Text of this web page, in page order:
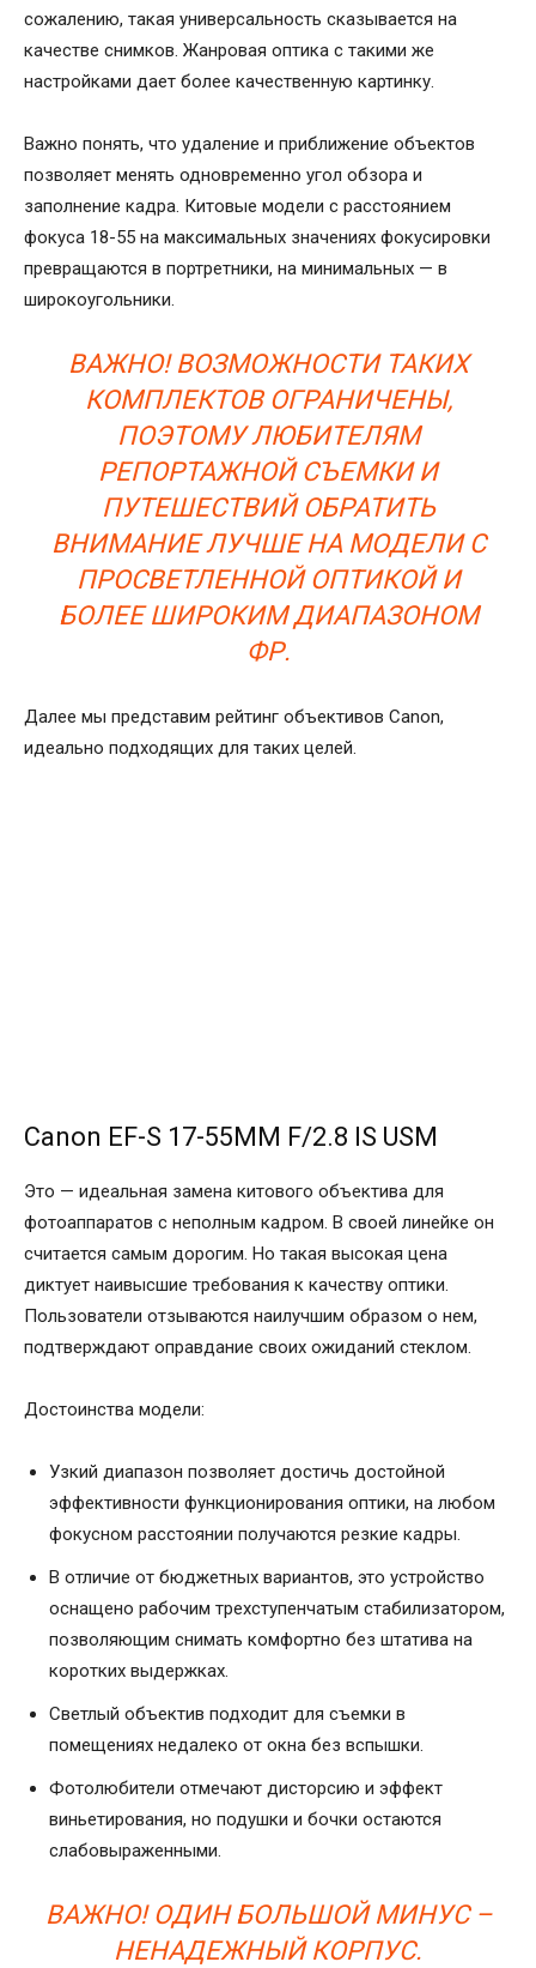
сожалению, такая универсальность сказывается на
качестве снимков. Жанровая оптика с такими же
настройками дает более качественную картинку.
Важно понять, что удаление и приближение объектов
позволяет менять одновременно угол обзора и
заполнение кадра. Китовые модели с расстоянием
фокуса 18-55 на максимальных значениях фокусировки
превращаются в портретники, на минимальных — в
широкоугольники.
ВАЖНО! ВОЗМОЖНОСТИ ТАКИХ
КОМПЛЕКТОВ ОГРАНИЧЕНЫ,
ПОЭТОМУ ЛЮБИТЕЛЯМ
РЕПОРТАЖНОЙ СЪЕМКИ И
ПУТЕШЕСТВИЙ ОБРАТИТЬ
ВНИМАНИЕ ЛУЧШЕ НА МОДЕЛИ С
ПРОСВЕТЛЕННОЙ ОПТИКОЙ И
БОЛЕЕ ШИРОКИМ ДИАПАЗОНОМ
ФР.
Далее мы представим рейтинг объективов Canon,
идеально подходящих для таких целей.
Canon EF-S 17-55MM F/2.8 IS USM
Это — идеальная замена китового объектива для
фотоаппаратов с неполным кадром. В своей линейке он
считается самым дорогим. Но такая высокая цена
диктует наивысшие требования к качеству оптики.
Пользователи отзываются наилучшим образом о нем,
подтверждают оправдание своих ожиданий стеклом.
Достоинства модели:
Узкий диапазон позволяет достичь достойной
эффективности функционирования оптики, на любом
фокусном расстоянии получаются резкие кадры.
В отличие от бюджетных вариантов, это устройство
оснащено рабочим трехступенчатым стабилизатором,
позволяющим снимать комфортно без штатива на
коротких выдержках.
Светлый объектив подходит для съемки в
помещениях недалеко от окна без вспышки.
Фотолюбители отмечают дисторсию и эффект
виньетирования, но подушки и бочки остаются
слабовыраженными.
ВАЖНО! ОДИН БОЛЬШОЙ МИНУС –
НЕНАДЕЖНЫЙ КОРПУС.